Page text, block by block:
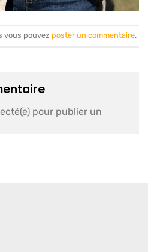
vous pouvez poster un commentaire.
pour publier un